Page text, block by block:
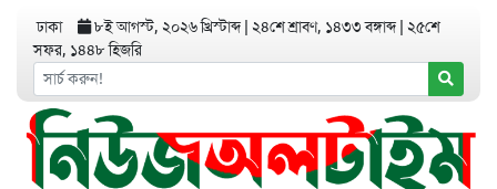
ঢাকা ৮ই আগস্ট, ২০২৬ খ্রিস্টাব্দ ২৪শে শ্রাবণ, ১৪৩৩ বঙ্গাব্দ ২৫শে
সফর, ১৪৪৮ হিজরি